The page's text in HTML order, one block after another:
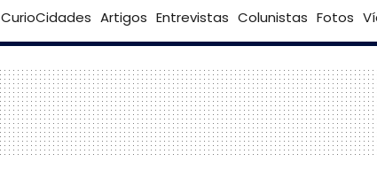
CurioCidades Artigos Entrevistas Colunistas Fotos